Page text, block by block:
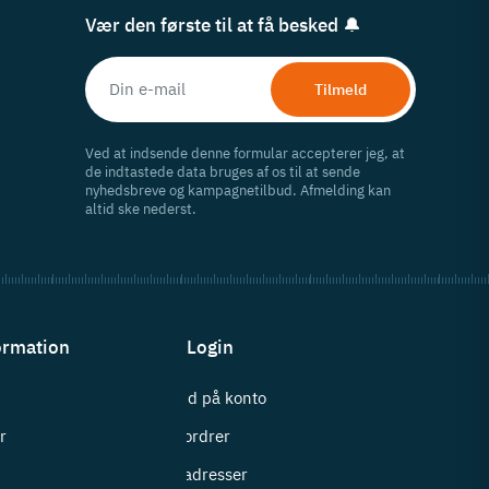
Vær den første til at få besked 🔔
Tilmeld
Ved at indsende denne formular accepterer jeg, at
de indtastede data bruges af os til at sende
nyhedsbreve og kampagnetilbud. Afmelding kan
altid ske nederst.
Login
Log ind på konto
Mine ordrer
Mine adresser